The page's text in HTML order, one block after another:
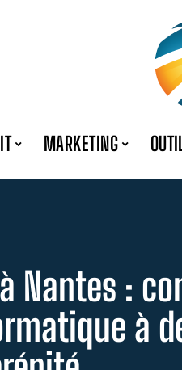
IT MARKETING
Nantes :
à